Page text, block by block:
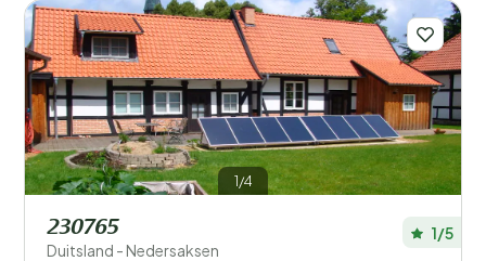
1/4
230765
Duitsland - Nedersaksen
1/5